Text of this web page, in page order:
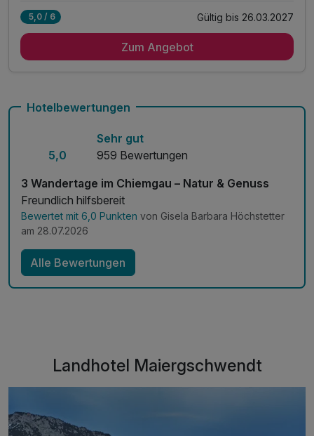
1 x Welcomedrink am Anreiseabend
1 x Lunchpaket für unterwegs
7 x 4-Gänge-Menü oder Buffet am Abend
inkl. Nutzung des öffentlichen Nahverkehrs*
inkl. Chiemgau Card mit vielen weiteren Angeboten
5,0 / 6 Gültig bis 26.03.2027
Zum Angebot
Hotelbewertungen
5,0
Sehr gut
959 Bewertungen
3 Wandertage im Chiemgau – Natur & Genuss
Freundlich hilfsbereit
Bewertet mit 6,0 Punkten von Gisela Barbara Höchstetter
am 28.07.2026
Alle Bewertungen
Landhotel Maiergschwendt